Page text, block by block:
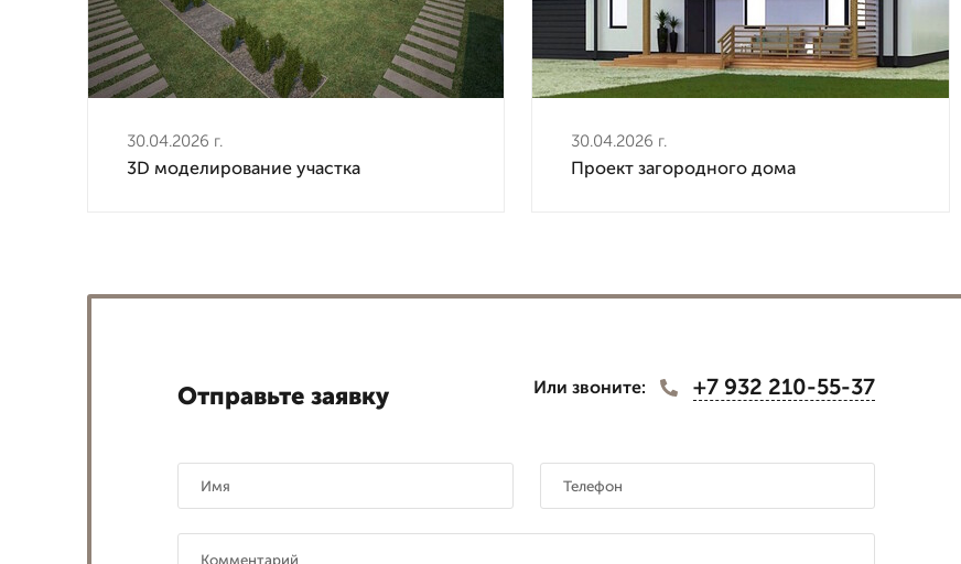
30.04.2026 г.
3D моделирование участка
30.04.2026 г.
Проект загородного дома
Отправьте заявку Или звоните: +7 932 210-55-37